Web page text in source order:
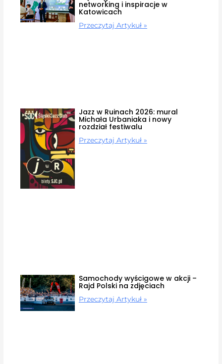
networking i inspiracje w
Katowicach
Przeczytaj Artykuł »
Jazz w Ruinach 2026: mural
Michała Urbaniaka i nowy
rozdział festiwalu
Przeczytaj Artykuł »
Samochody wyścigowe w akcji –
Rajd Polski na zdjęciach
Przeczytaj Artykuł »